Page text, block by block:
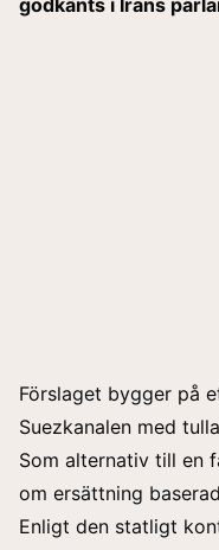
Förslaget bygger på
Suezkanalen med
Som alternativ till en
om ersättning
Enligt den statligt